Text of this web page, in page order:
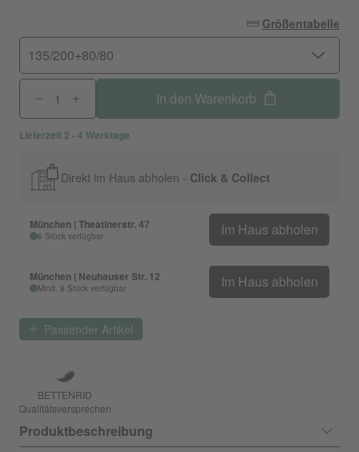
Größentabelle
135/200+80/80
In den Warenkorb
Lieferzeit 2 - 4 Werktage
Direkt im Haus abholen - Click & Collect
München | Theatinerstr. 47
6 Stück verfügbar Im Haus abholen
München | Neuhauser Str. 12
Mind. 8 Stück verfügbar Im Haus abholen
Passender Artikel
BETTENRID
Qualitätsversprechen
Produktbeschreibung